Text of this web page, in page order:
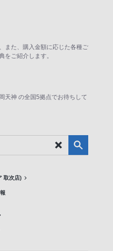
また、購入金額に応じた各種ご
をご紹介します。
天神 の全国5拠点でお待ちして
取次店)